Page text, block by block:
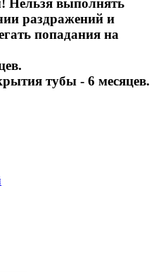
Нельзя выполнять
раздражений и
попадания на
тубы - 6 месяцев.